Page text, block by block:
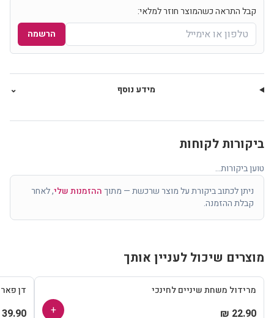
קבל התראה כשהמוצר חוזר למלאי:
הרשמה
מידע נוסף ⌄
ביקורות לקוחות
טוען ביקורות...
ניתן לכתוב ביקורת על מוצר שרכשת — מתוךההזמנות שלי, לאחר
קבלת ההזמנה.
מוצרים שיכול לעניין אותך
מרידול משחת שיניים לחינכי
22.90 ₪
+
דן
39.90 ₪